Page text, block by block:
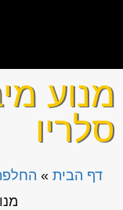
מנוע
סלריו
דף הבית »